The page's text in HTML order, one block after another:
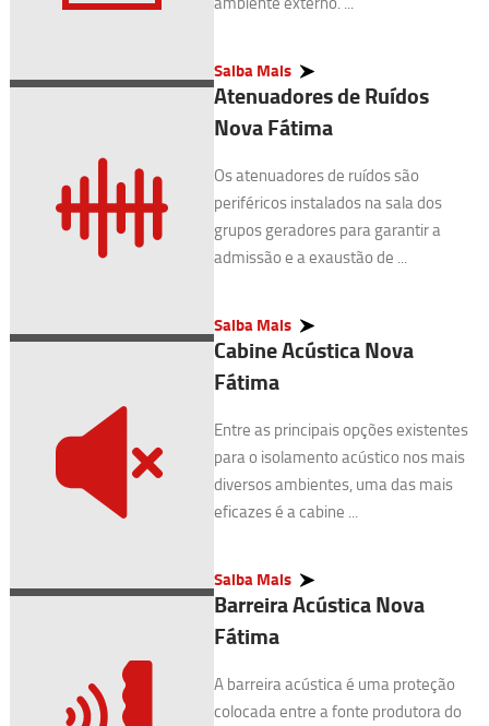
Saiba Mais
Atenuadores de Ruídos
Nova Fátima
Os atenuadores de ruídos são
periféricos instalados na sala dos
grupos geradores para garantir a
admissão e a exaustão de ...
Saiba Mais
Cabine Acústica Nova
Fátima
Entre as principais opções existentes
para o isolamento acústico nos mais
diversos ambientes, uma das mais
eficazes é a cabine ...
Saiba Mais
Barreira Acústica Nova
Fátima
A barreira acústica é uma proteção
colocada entre a fonte produtora do